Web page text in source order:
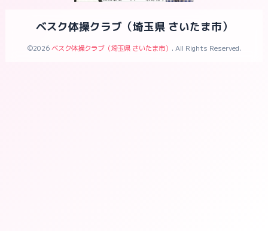
ベスク体操クラブ（埼玉県 さいたま市）
©2026ベスク体操クラブ（埼玉県 さいたま市） . All Rights Reserved.